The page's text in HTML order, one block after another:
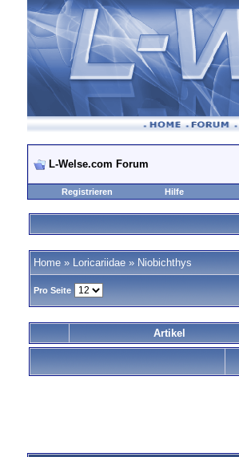
L-Welse.com Forum
Registrieren
Hilfe
Home » Loricariidae » Niobichthys
Pro Seite
Artikel